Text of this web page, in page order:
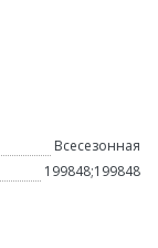
Всесезонная
199848;199848